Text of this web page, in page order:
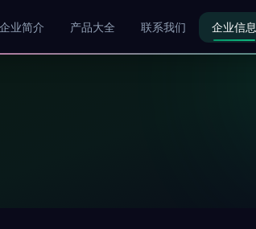
企业简介 产品大全 联系我们 企业信息